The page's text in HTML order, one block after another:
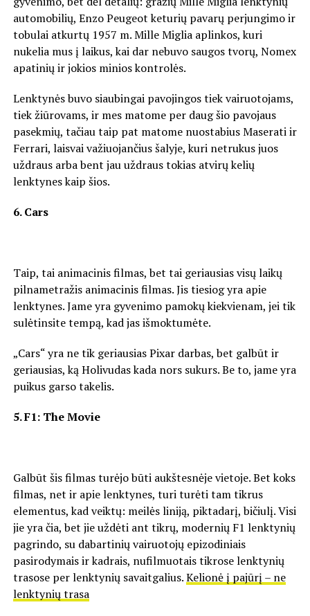
automobilių, Enzo Peugeot keturių pavarų perjungimo ir
tobulai atkurtų 1957 m. Mille Miglia aplinkos, kuri
nukelia mus į laikus, kai dar nebuvo saugos tvorų, Nomex
apatinių ir jokios minios kontrolės.
Lenktynės buvo siaubingai pavojingos tiek vairuotojams,
tiek žiūrovams, ir mes matome per daug šio pavojaus
pasekmių, tačiau taip pat matome nuostabius Maserati ir
Ferrari, laisvai važiuojančius šalyje, kuri netrukus juos
uždraus arba bent jau uždraus tokias atvirų kelių
lenktynes kaip šios.
6. Cars
Taip, tai animacinis filmas, bet tai geriausias visų laikų
pilnametražis animacinis filmas. Jis tiesiog yra apie
lenktynes. Jame yra gyvenimo pamokų kiekvienam, jei tik
sulėtinsite tempą, kad jas išmoktumėte.
„Cars“ yra ne tik geriausias Pixar darbas, bet galbūt ir
geriausias, ką Holivudas kada nors sukurs. Be to, jame yra
puikus garso takelis.
5. F1: The Movie
Galbūt šis filmas turėjo būti aukštesnėje vietoje. Bet koks
filmas, net ir apie lenktynes, turi turėti tam tikrus
elementus, kad veiktų: meilės liniją, piktadarį, bičiulį. Visi
jie yra čia, bet jie uždėti ant tikrų, modernių F1 lenktynių
pagrindo, su dabartinių vairuotojų epizodiniais
pasirodymais ir kadrais, nufilmuotais tikrose lenktynių
trasose per lenktynių savaitgalius.Kelionė į pajūrį – ne
lenktynių trasa